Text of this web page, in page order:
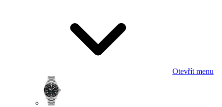
Otevřít menu